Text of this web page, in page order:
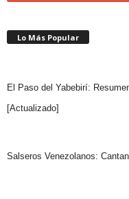
Lo Más Popular
El Paso del Yabebirí:
[Actualizado]
Salseros Venezolanos: